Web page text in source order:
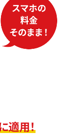
適用！